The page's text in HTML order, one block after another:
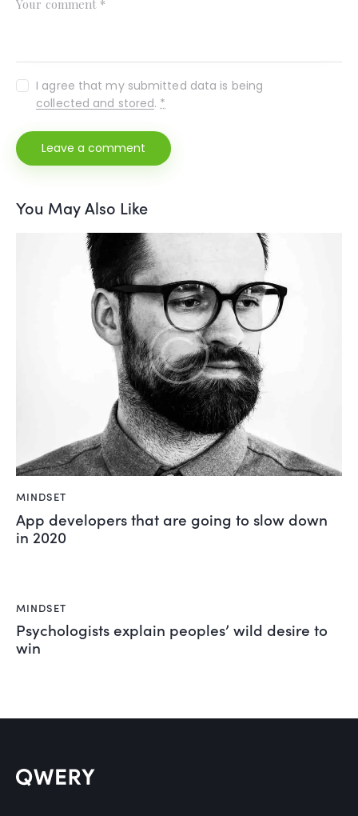
I agree that my submitted data is being
collected and stored. *
You May Also Like
MINDSET
App developers that are going to slow down
in 2020
MINDSET
Psychologists explain peoples’ wild desire to
win